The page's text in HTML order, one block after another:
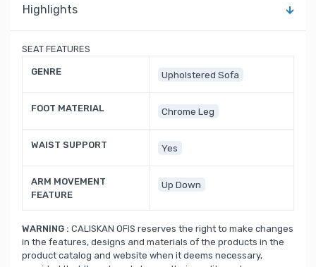
Highlights
SEAT FEATURES
GENRE Upholstered Sofa
FOOT MATERIAL Chrome Leg
WAIST SUPPORT Yes
ARM MOVEMENT
FEATURE
Up Down
WARNING : CALISKAN OFIS reserves the right to make changes
in the features, designs and materials of the products in the
product catalog and website when it deems necessary,